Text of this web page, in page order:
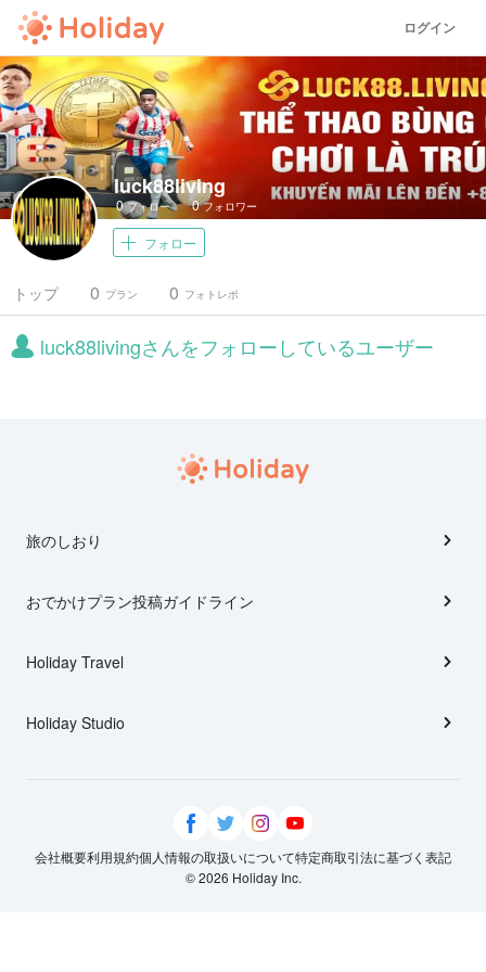
ログイン
luck88living
0フォロー 0フォロワー
フォロー
トップ プラン
0 フォトレポ
0
luck88livingさんをフォローしているユーザー
旅のしおり
おでかけプラン投稿ガイドライン
Holiday Travel
Holiday Studio
会社概要利用規約個人情報の取扱いについて特定商取引法に基づく表記
© 2026 Holiday Inc.